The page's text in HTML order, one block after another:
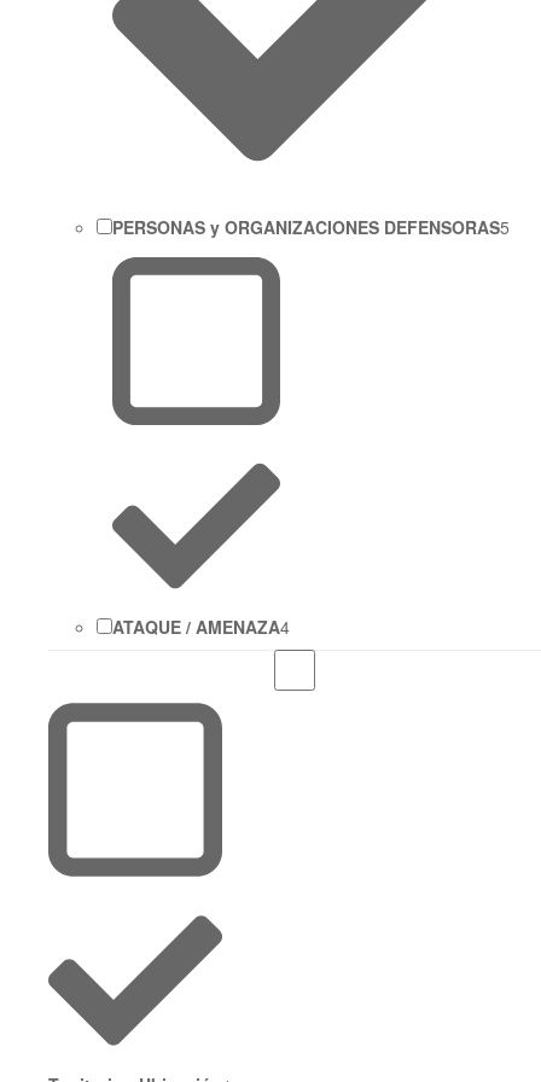
PERSONAS y ORGANIZACIONES DEFENSORAS5
ATAQUE / AMENAZA4